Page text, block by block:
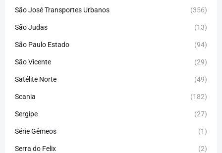
São José Transportes Urbanos (356)
São Judas (13)
São Paulo Estado (94)
São Vicente (29)
Satélite Norte (49)
Scania (182)
Sergipe (27)
Série Gêmeos (1)
Serra do Felix (2)